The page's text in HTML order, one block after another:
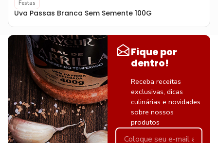
Festas
Uva Passas Branca Sem Semente 100G
Fique por
dentro!
Receba receitas
exclusivas, dicas
culinárias e novidades
sobre nossos
produtos